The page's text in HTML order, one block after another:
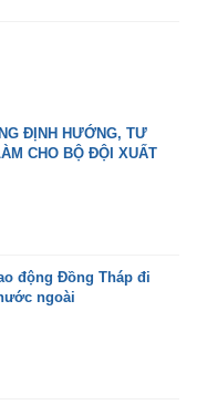
ĐỊNH HƯỚNG, TƯ
CHO BỘ ĐỘI XUẤT
động Đồng Tháp đi
ngoài